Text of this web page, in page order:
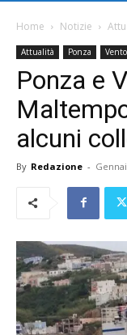
Home Notizie
Attualità Ponza
Ponza e
alcuni
By Redazione -